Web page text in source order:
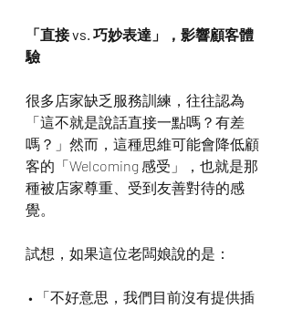
「直接 vs. 巧妙表達」，影響顧客體
驗
很多店家缺乏服務訓練，往往認為
「這不就是說話直接一點嗎？有差
嗎？」然而，這種思維可能會降低顧
客的「Welcoming 感受」，也就是那
種被店家尊重、受到友善對待的感
覺。
試想，如果這位老闆娘說的是：